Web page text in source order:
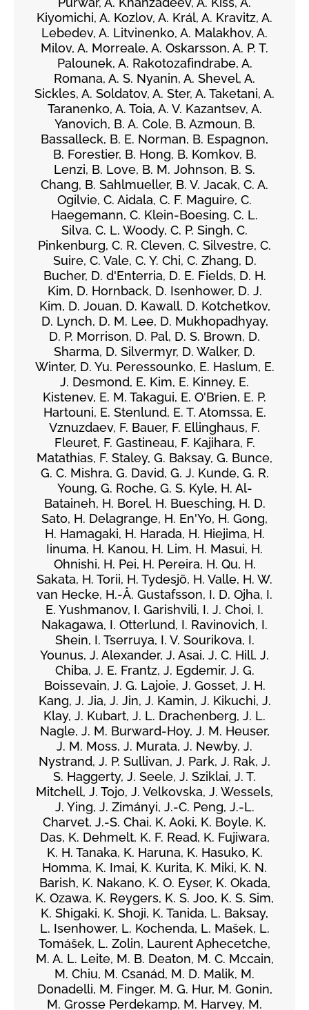
Kiyomichi, A. Kozlov, A. Král, A. Kravitz, A.
Lebedev, A. Litvinenko, A. Malakhov, A.
Milov, A. Morreale, A. Oskarsson, A. P. T.
Palounek, A. Rakotozafindrabe, A.
Romana, A. S. Nyanin, A. Shevel, A.
Sickles, A. Soldatov, A. Ster, A. Taketani, A.
Taranenko, A. Toia, A. V. Kazantsev, A.
Yanovich, B. A. Cole, B. Azmoun, B.
Bassalleck, B. E. Norman, B. Espagnon,
B. Forestier, B. Hong, B. Komkov, B.
Lenzi, B. Love, B. M. Johnson, B. S.
Chang, B. Sahlmueller, B. V. Jacak, C. A.
Ogilvie, C. Aidala, C. F. Maguire, C.
Haegemann, C. Klein-Boesing, C. L.
Silva, C. L. Woody, C. P. Singh, C.
Pinkenburg, C. R. Cleven, C. Silvestre, C.
Suire, C. Vale, C. Y. Chi, C. Zhang, D.
Bucher, D. d'Enterria, D. E. Fields, D. H.
Kim, D. Hornback, D. Isenhower, D. J.
Kim, D. Jouan, D. Kawall, D. Kotchetkov,
D. Lynch, D. M. Lee, D. Mukhopadhyay,
D. P. Morrison, D. Pal, D. S. Brown, D.
Sharma, D. Silvermyr, D. Walker, D.
Winter, D. Yu. Peressounko, E. Haslum, E.
J. Desmond, E. Kim, E. Kinney, E.
Kistenev, E. M. Takagui, E. O'Brien, E. P.
Hartouni, E. Stenlund, E. T. Atomssa, E.
Vznuzdaev, F. Bauer, F. Ellinghaus, F.
Fleuret, F. Gastineau, F. Kajihara, F.
Matathias, F. Staley, G. Baksay, G. Bunce,
G. C. Mishra, G. David, G. J. Kunde, G. R.
Young, G. Roche, G. S. Kyle, H. Al-
Bataineh, H. Borel, H. Buesching, H. D.
Sato, H. Delagrange, H. En'Yo, H. Gong,
H. Hamagaki, H. Harada, H. Hiejima, H.
Iinuma, H. Kanou, H. Lim, H. Masui, H.
Ohnishi, H. Pei, H. Pereira, H. Qu, H.
Sakata, H. Torii, H. Tydesjö, H. Valle, H. W.
van Hecke, H.-Å. Gustafsson, I. D. Ojha, I.
E. Yushmanov, I. Garishvili, I. J. Choi, I.
Nakagawa, I. Otterlund, I. Ravinovich, I.
Shein, I. Tserruya, I. V. Sourikova, I.
Younus, J. Alexander, J. Asai, J. C. Hill, J.
Chiba, J. E. Frantz, J. Egdemir, J. G.
Boissevain, J. G. Lajoie, J. Gosset, J. H.
Kang, J. Jia, J. Jin, J. Kamin, J. Kikuchi, J.
Klay, J. Kubart, J. L. Drachenberg, J. L.
Nagle, J. M. Burward-Hoy, J. M. Heuser,
J. M. Moss, J. Murata, J. Newby, J.
Nystrand, J. P. Sullivan, J. Park, J. Rak, J.
S. Haggerty, J. Seele, J. Sziklai, J. T.
Mitchell, J. Tojo, J. Velkovska, J. Wessels,
J. Ying, J. Zimányi, J.-C. Peng, J.-L.
Charvet, J.-S. Chai, K. Aoki, K. Boyle, K.
Das, K. Dehmelt, K. F. Read, K. Fujiwara,
K. H. Tanaka, K. Haruna, K. Hasuko, K.
Homma, K. Imai, K. Kurita, K. Miki, K. N.
Barish, K. Nakano, K. O. Eyser, K. Okada,
K. Ozawa, K. Reygers, K. S. Joo, K. S. Sim,
K. Shigaki, K. Shoji, K. Tanida, L. Baksay,
L. Isenhower, L. Kochenda, L. Mašek, L.
Tomášek, L. Zolin, Laurent Aphecetche,
M. A. L. Leite, M. B. Deaton, M. C. Mccain,
M. Chiu, M. Csanád, M. D. Malik, M.
Donadelli, M. Finger, M. G. Hur, M. Gonin,
M. Grosse Perdekamp, M. Harvey, M.